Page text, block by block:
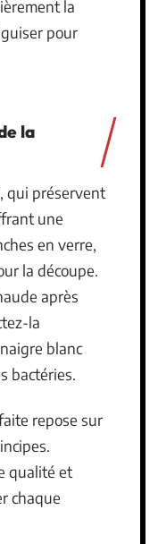
la
pour
la
qui préservent
une
en verre,
la découpe.
après
la
blanc
bactéries.
repose sur
qualité et
chaque